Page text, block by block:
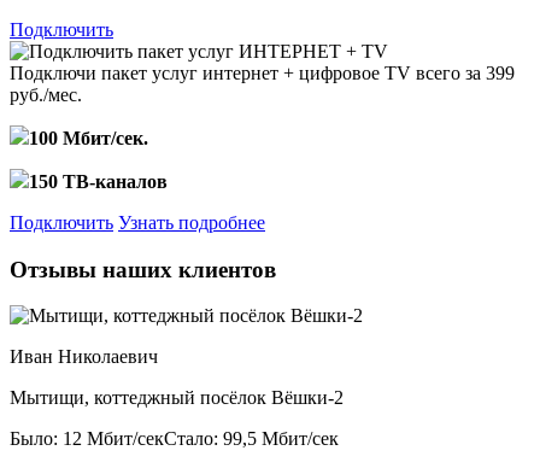
Подключить
Подключи пакет услуг интернет + цифровое TV всего за 399
руб./мес.
100 Мбит/сек.
150 ТВ-каналов
Подключить Узнать подробнее
Отзывы наших клиентов
Иван Николаевич
Мытищи, коттеджный посёлок Вёшки-2
Было: 12 Мбит/секСтало: 99,5 Мбит/сек